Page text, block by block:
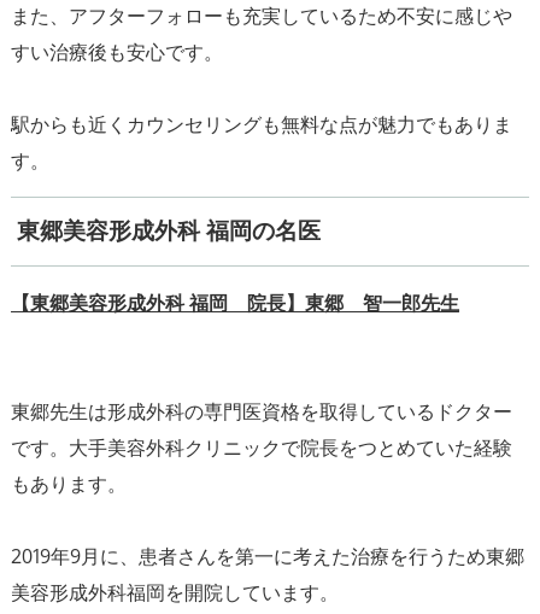
また、アフターフォローも充実しているため不安に感じや
すい治療後も安心です。
駅からも近くカウンセリングも無料な点が魅力でもありま
す。
東郷美容形成外科 福岡の名医
【東郷美容形成外科 福岡 院長】東郷 智一郎先生
東郷先生は形成外科の専門医資格を取得しているドクター
です。大手美容外科クリニックで院長をつとめていた経験
もあります。
2019年9月に、患者さんを第一に考えた治療を行うため東郷
美容形成外科福岡を開院しています。